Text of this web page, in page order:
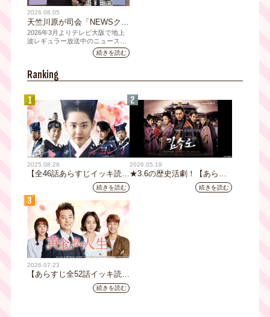
2026.08.05
天竺川原が司会「NEWSクラ
イシス」チャンネル登録者数
10万人突破！テレビ大阪の番
組史上最速記録を更新
2026年3月よりテレビ大阪で地上
波レギュラー放送中のニュース番
組「NEWSクライシス」が、この
たび2026年7月12日(日)に、
人を達成しました。
続きを読む
Ranking
1
2025.08.26
【全46話あらすじイッキ読
み】韓国ドラマ『火の女神
ジョンイ』｜テレビ大阪 9
月11日（木）朝8時放送スタ
ート
続きを読む
2
2026.05.19
★3.6の歴史活劇！【あらす
じ全32話イッキ読み】韓国ド
ラマ『鉄の王 キム・スロ』
続きを読む
3
2026.07.23
【あらすじ全52話イッキ読
み】韓国ドラマ『黄金の私の
人生』｜テレビ大阪 月曜～
続きを読む